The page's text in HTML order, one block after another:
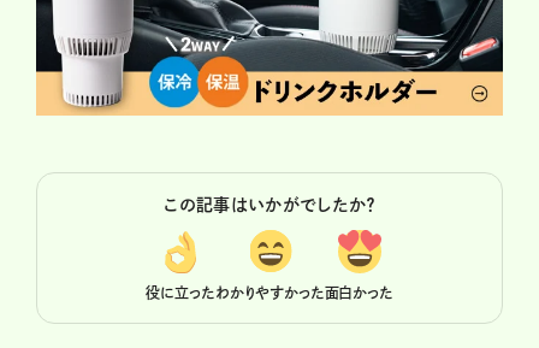
この記事はいかがでしたか？
役に立ったわかりやすかった面白かった